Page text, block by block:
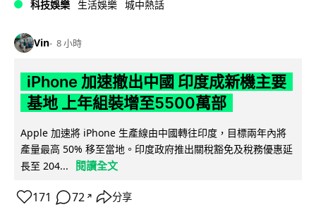
科技娛樂 生活娛樂 城中熱話
Vin 8 小時
iPhone 加速撤出中國 印度成新機主要
基地 上年組裝增至5500萬部
Apple 加速將 iPhone 生產線由中國轉往印度，目標兩年內將
產量最高 50% 移至當地。印度政府推出關稅豁免及稅務優惠延
長至 204...
閱讀全文
171 72 ↗ 分享